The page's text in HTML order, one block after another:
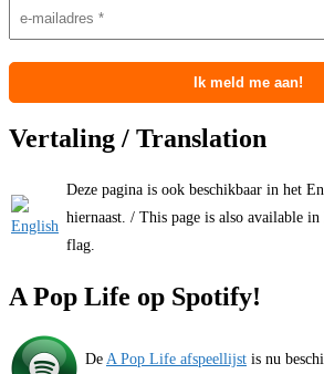
Vertaling / Translation
Deze pagina is ook beschikbaar in het
hiernaast. / This page is also available
flag.
A Pop Life op Spotify!
De A Pop Life afspeellijst is nu